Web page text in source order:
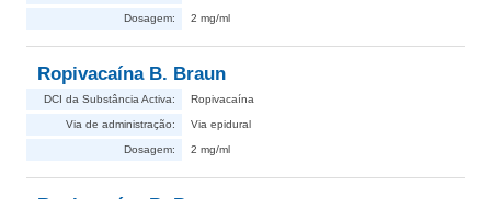
Dosagem: 2 mg/ml
Ropivacaína B. Braun
DCI da Substância Activa: Ropivacaína
Via de administração: Via epidural
Dosagem: 2 mg/ml